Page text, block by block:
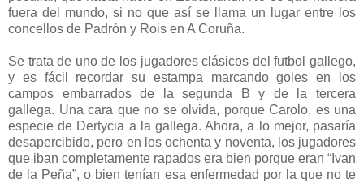
fuera del mundo, si no que así se llama un lugar entre los
concellos de Padrón y Rois en A Coruña.
Se trata de uno de los jugadores clásicos del futbol gallego,
y es fácil recordar su estampa marcando goles en los
campos embarrados de la segunda B y de la tercera
gallega. Una cara que no se olvida, porque Carolo, es una
especie de Dertycia a la gallega. Ahora, a lo mejor, pasaría
desapercibido, pero en los ochenta y noventa, los jugadores
que iban completamente rapados era bien porque eran “Ivan
de la Peña”, o bien tenían esa enfermedad por la que no te